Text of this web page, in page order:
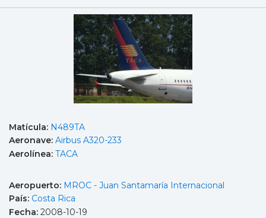
Matícula: N489TA
Aeronave: Airbus A320-233
Aerolínea: TACA
Aeropuerto: MROC - Juan Santamaría Internacional
País: Costa Rica
Fecha: 2008-10-19